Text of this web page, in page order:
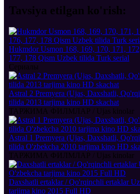
Tavsiya etilgan ko'rish:
Hukmdor Usmon 168, 169, 170, 171,
177, 178 Qism Uzbek tilida Turk serial
Сериалы
Astral 2 Premyera (Ujas, Daxshatli,
tilida 2013 tarjima kino HD skachat
ТАРЖИМА ФИЛМЛАР / Ujas kinolar
Astral 1 Premyera (Ujas, Daxshatli,
tilida O'zbekcha 2010 tarjima kino HD
ТАРЖИМА ФИЛМЛАР / Ujas kinolar
Daxshatli ertaklar / Qo'rqinchli ertaklar
tarjima kino 2015 Full HD